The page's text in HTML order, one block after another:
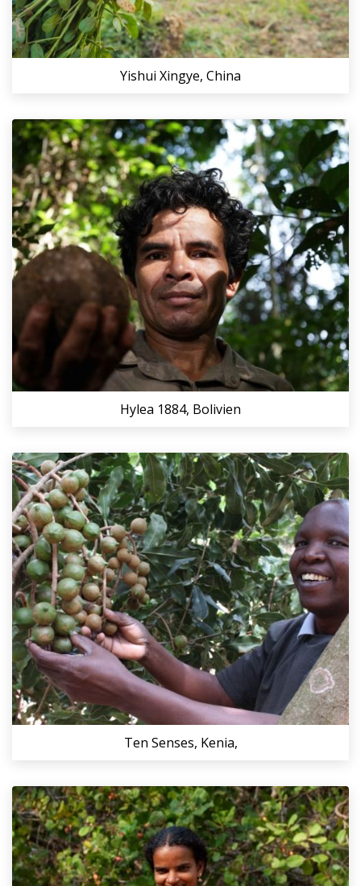
Yishui Xingye, China
Hylea 1884, Bolivien
Ten Senses, Kenia,